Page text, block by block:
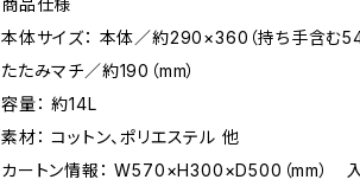
本体サイズ： 本体／約290×360（持ち手含む
たたみマチ／約190（mm）
容量： 約14L
素材： コットン、ポリエステル 他
カートン情報： W570×H300×D500（mm）